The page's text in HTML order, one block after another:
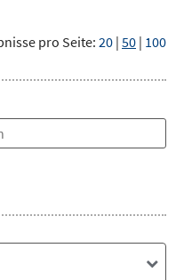
pro Seite:20 | 50 | 100